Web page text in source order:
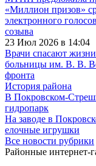
«Миллион призов»
электронного
созыва
23 Июл 2026 в 14:04
Врачи спасают
больницы им. В. В.
фронта
История района
В Покровском-
гидропарк
На заводе в
елочные игрушки
Все новости рубрики
Районные интернет-